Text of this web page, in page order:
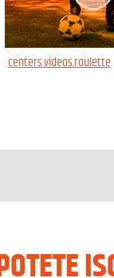
centers.videos.roulette
POTETE